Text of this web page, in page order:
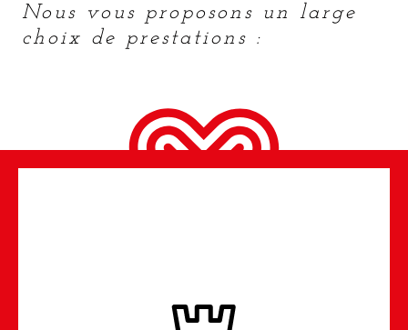
Nous vous proposons un large
choix de prestations :